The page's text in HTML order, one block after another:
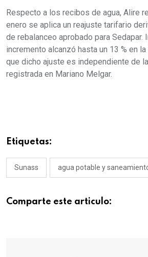
Respecto a los recibos de agua, Alire
enero se aplica un reajuste tarifario
de rebalanceo aprobado para Sedapar.
incremento alcanzó hasta un 13 % en
que dicho ajuste es independiente de
registrada en Mariano Melgar.
Etiquetas:
Sunass agua potable y
Comparte este articulo: